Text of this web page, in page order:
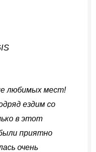
любимых мест!
ездим со
в этот
приятно
очень